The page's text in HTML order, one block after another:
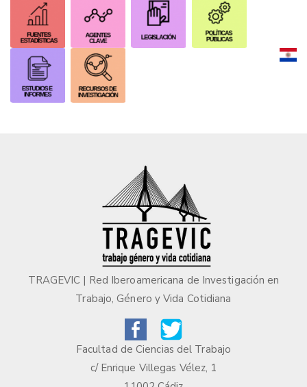
TRAGEVIC | Red Iberoamericana de Investigación en
Trabajo, Género y Vida Cotidiana
Facultad de Ciencias del Trabajo
c/ Enrique Villegas Vélez, 1